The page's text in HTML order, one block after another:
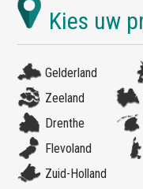
Gelderland
Zeeland
Drenthe
Flevoland
Zuid-Holland